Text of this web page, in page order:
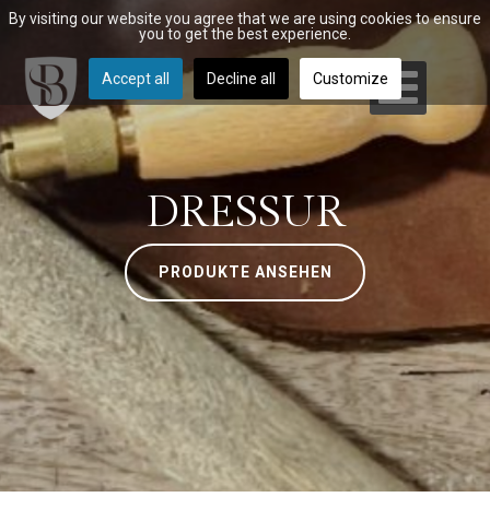
DRESSUR
PRODUKTE ANSEHEN
By visiting our website you agree that we are using cookies to ensure
you to get the best experience.
Accept all Decline all Customize